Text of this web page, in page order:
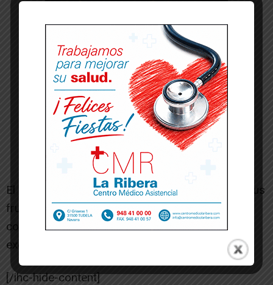
El excelente trabajo que han realizado ha dado sus
frutos gracias al tesón del cuerpo técnico y el
compromiso de los jugadores, sin olvidar la
excelente planificación de la junta directiva.
[/ihc-hide-content]